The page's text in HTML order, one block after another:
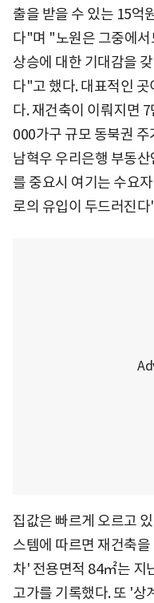
출을 받을 수 있는 15억
다"며 "노원은 그중에서
상승에 대한 기대감을
다"고 했다. 대표적인
다. 재건축이 이뤄지면
000가구 규모 동북권
남혁우 우리은행 부동
를 중요시 여기는 수요
로의 유입이 두드러진
집값은 빠르게 오르고
스템에 따르면 재건축
차' 전용면적 84㎡는 지
고가를 기록했다. 또 '상